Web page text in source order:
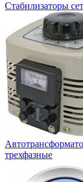
Стабилизаторы
трехфазные